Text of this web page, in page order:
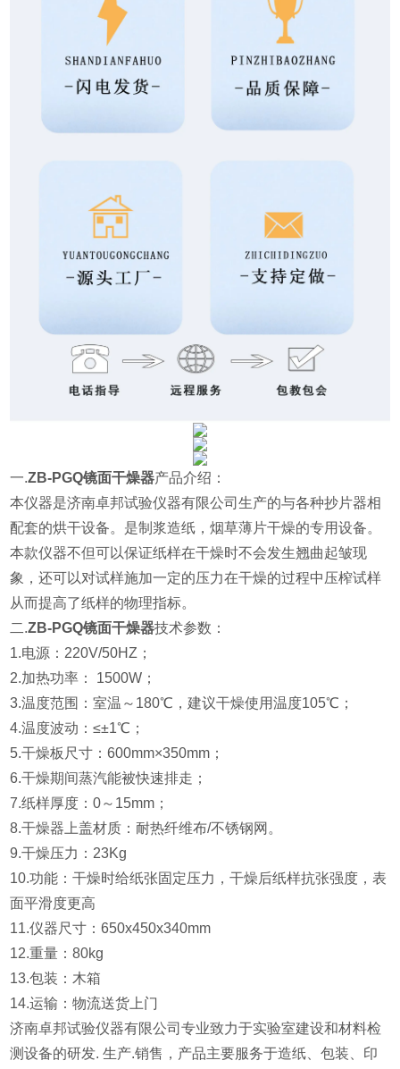
一.ZB-PGQ镜面干燥器产品介绍：
本仪器是济南卓邦试验仪器有限公司生产的与各种抄片器相
配套的烘干设备。是制浆造纸，烟草薄片干燥的专用设备。
本款仪器不但可以保证纸样在干燥时不会发生翘曲起皱现
象，还可以对试样施加一定的压力在干燥的过程中压榨试样
从而提高了纸样的物理指标。
二.ZB-PGQ镜面干燥器技术参数：
1.电源：220V/50HZ；
2.加热功率： 1500W；
3.温度范围：室温～180℃，建议干燥使用温度105℃；
4.温度波动：≤±1℃；
5.干燥板尺寸：600mm×350mm；
6.干燥期间蒸汽能被快速排走；
7.纸样厚度：0～15mm；
8.干燥器上盖材质：耐热纤维布/不锈钢网。
9.干燥压力：23Kg
10.功能：干燥时给纸张固定压力，干燥后纸样抗张强度，表
面平滑度更高
11.仪器尺寸：650x450x340mm
12.重量：80kg
13.包装：木箱
14.运输：物流送货上门
济南卓邦试验仪器有限公司专业致力于实验室建设和材料检
测设备的研发. 生产.销售，产品主要服务于造纸、包装、印